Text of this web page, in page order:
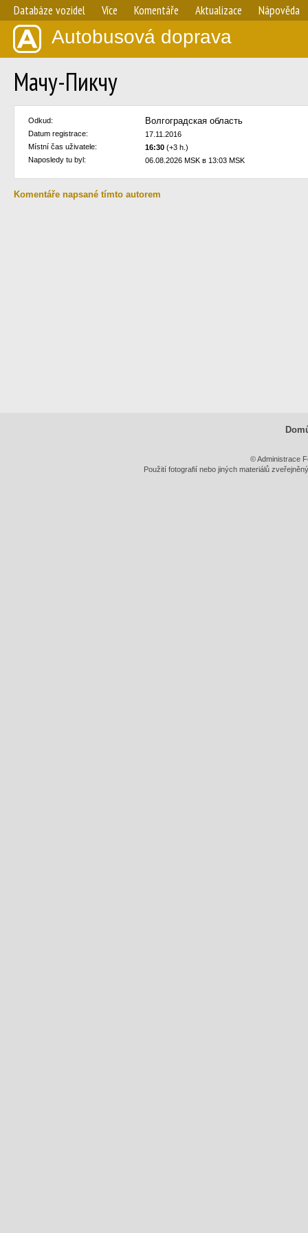
Databáze vozidel Více Komentáře Aktualizace Nápověda
Autobusová doprava
Мачу-Пикчу
Odkud: Волгоградская область
Datum registrace:
17.11.2016
Místní čas uživatele:
16:30 (+3 h.)
Naposledy tu byl:
06.08.2026 MSK в 13:03 MSK
Komentáře napsané tímto autorem
© Administrace
Použití fotografií nebo jiných materiálů